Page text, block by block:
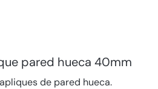
pared hueca 40mm
de pared hueca.